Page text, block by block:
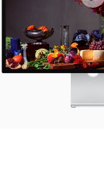
一
张
图
一
张
图